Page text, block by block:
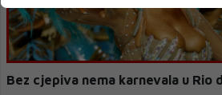
Bez cjepiva nema karnevala u Rio